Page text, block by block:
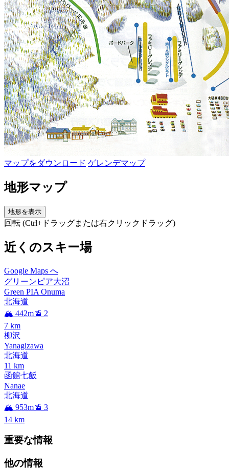
マップをダウンロード ゲレンデマップ
地形マップ
地形を表示
回転 (Ctrl+ドラッグまたは右クリックドラッグ)
近くのスキー場
Google Maps へ
グリーンピア大沼
Green PIA Onuma
北海道
🏔️ 442m🚡 2
7 km
柳沢
Yanagizawa
北海道
11 km
函館七飯
Nanae
北海道
🏔️ 953m🚡 3
14 km
重要な情報
他の情報